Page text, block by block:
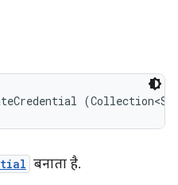
बनाता है.